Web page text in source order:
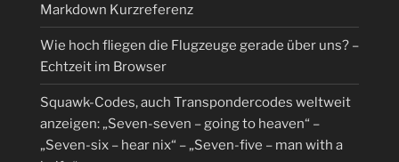
Markdown Kurzreferenz
Wie hoch fliegen die Flugzeuge gerade über uns? –
Echtzeit im Browser
Squawk-Codes, auch Transpondercodes weltweit
anzeigen: „Seven-seven – going to heaven“ –
„Seven-six – hear nix“ – „Seven-five – man with a